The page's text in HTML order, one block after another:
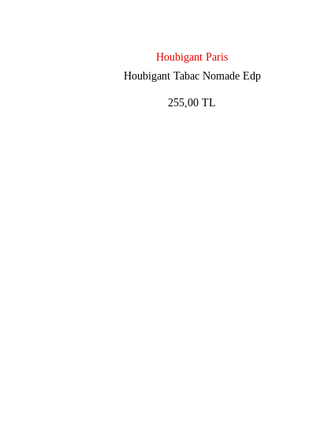
Houbigant Paris
Houbigant Tabac Nomade Edp
255,00 TL